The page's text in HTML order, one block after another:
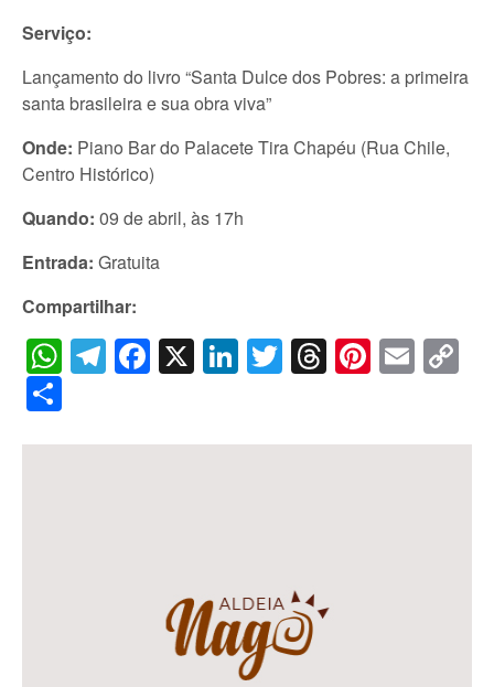
Serviço:
Lançamento do livro “Santa Dulce dos Pobres: a primeira
santa brasileira e sua obra viva”
Onde: Piano Bar do Palacete Tira Chapéu (Rua Chile,
Centro Histórico)
Quando: 09 de abril, às 17h
Entrada: Gratuita
Compartilhar:
WhatsApp
Telegram
Facebook
X LinkedIn
Twitter
Threads